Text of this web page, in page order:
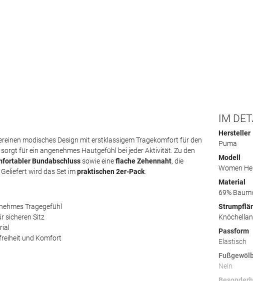
modisches Design mit erstklassigem Tragekomfort für den
sorgt für ein angenehmes Hautgefühl bei jeder Aktivität. Zu den
Bundabschlusssowie eineflache Zehennaht, die
wird das Set impraktischen 2er-Pack
Tragegefühl
sicheren Sitz
und Komfort
IM
Hersteller
Puma
Modell
Women
Material
69%
Passform
Elastisch
Nein